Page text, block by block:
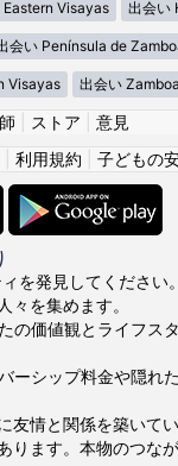
Eastern Visayas 出会い
会い Península de
Visayas 出会い
ストア
意見
利用規約 子どもの
を発見してくださ
を集めます。
価値観とライフス
シップ料金や隠れ
情と関係を築いて
ます。本物のつな